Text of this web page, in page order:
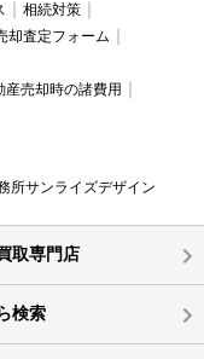
相続対策
却査定フォーム
産売却時の諸費用
所サンライズデザイン
取専門店
検索